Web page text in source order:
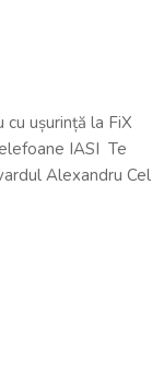
ușurință la FiX
IASI Te
Alexandru Cel